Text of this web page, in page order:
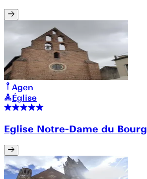
Agen
Église
Eglise Notre-Dame du Bourg